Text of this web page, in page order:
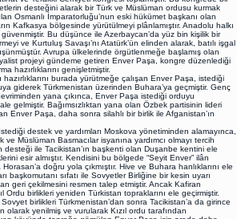
desteğini alarak bir Türk ve Müslüman ordusu kurmak
Osmanlı İmparatorluğu’nun eski hükümet başkanı olan
Kafkasya bölgesinde yürütülmeyi plânlamıştır. Anadolu halkı
Bu düşünce ile Azerbaycan’da yüz bin kişilik bir
ve Kurtuluş Savaşı’nı Atatürk’ün elinden alarak, batılı işgal
Avrupa ülkelerinde örgütlenmeğe başlamış olan
projeyi gündeme getiren Enver Paşa, kongre düzenlediği
hazırlıklarını genişletmiştir.
burada yürütmeğe çalışan Enver Paşa, istediği
giderek Türkmenistan üzerinden Buhara’ya geçmiştir. Genç
yana çıkınca, Enver Paşa istediği orduyu
gelmiştir. Bağımsızlıktan yana olan Özbek partisinin lideri
Enver Paşa, daha sonra silahlı bir birlik ile Afganistan’ın
destek ve yardımları Moskova yönetiminden alamayınca,
ve Müslüman Basmacılar isyanına yardımcı olmayı tercih
desteği ile Tacikistan’ın başkenti olan Duşanbe kentini ele
esir almıştır. Kendisini bu bölgede “Seyit Enver” ilân
doğru yola çıkmıştır. Hive ve Buhara hanlıklarını ele
sıfatı ile Sovyetler Birliğine bir kesin uyarı
geri çekilmesini resmen talep etmiştir. Ancak Kafiran
Ordu birlikleri yeniden Türkistan topraklarını ele geçirmiştir.
birlikleri Türkmenistan’dan sonra Tacikistan’a da girince
yenilmiş ve vurularak Kızıl ordu tarafından